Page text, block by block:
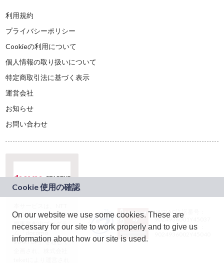
利用規約
プライバシーポリシー
Cookieの利用について
個人情報の取り扱いについて
特定商取引法に基づく表示
運営会社
お知らせ
お問い合わせ
ドコモグループの新
規事業創出プログラ
ム「docomo
STARTUP」を通じて
JASRAC許諾番号：
9024936001Y45037
JASRAC許諾番号：
On our website we use some cookies. These are
necessary for our site to work properly and to give us
information about how our site is used.